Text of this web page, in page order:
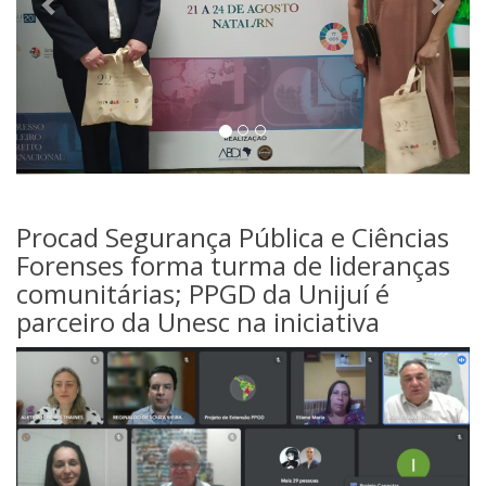
Procad Segurança Pública e Ciências
Forenses forma turma de lideranças
comunitárias; PPGD da Unijuí é
parceiro da Unesc na iniciativa